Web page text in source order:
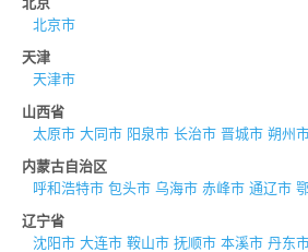
北京市
天津
天津市
山西省
太原市 大同市 阳泉市 长治市 晋城市 朔州
内蒙古自治区
呼和浩特市 包头市 乌海市 赤峰市 通辽市
辽宁省
沈阳市 大连市 鞍山市 抚顺市 本溪市 丹东